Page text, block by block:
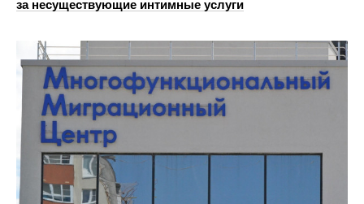
за несуществующие интимные услуги